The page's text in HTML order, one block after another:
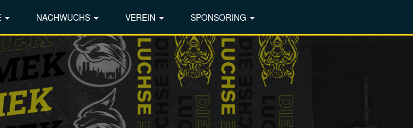
NACHWUCHS VEREIN SPONSORING